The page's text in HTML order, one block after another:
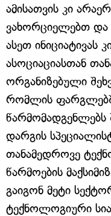
ამისათვის კი
ვახორციელებთ
ასეთ
ასოციაციასთან
ორგანიზებული
რომლის
წარმომადგენლებს
დარგის
თანამედროვე
წარმოების
გაიგონ მეტი
ტექნოლოგიური